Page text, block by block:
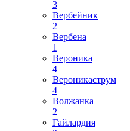
3
Вербейник
2
Вербена
1
Вероника
4
Вероникаструм
4
Волжанка
2
Гайлардия